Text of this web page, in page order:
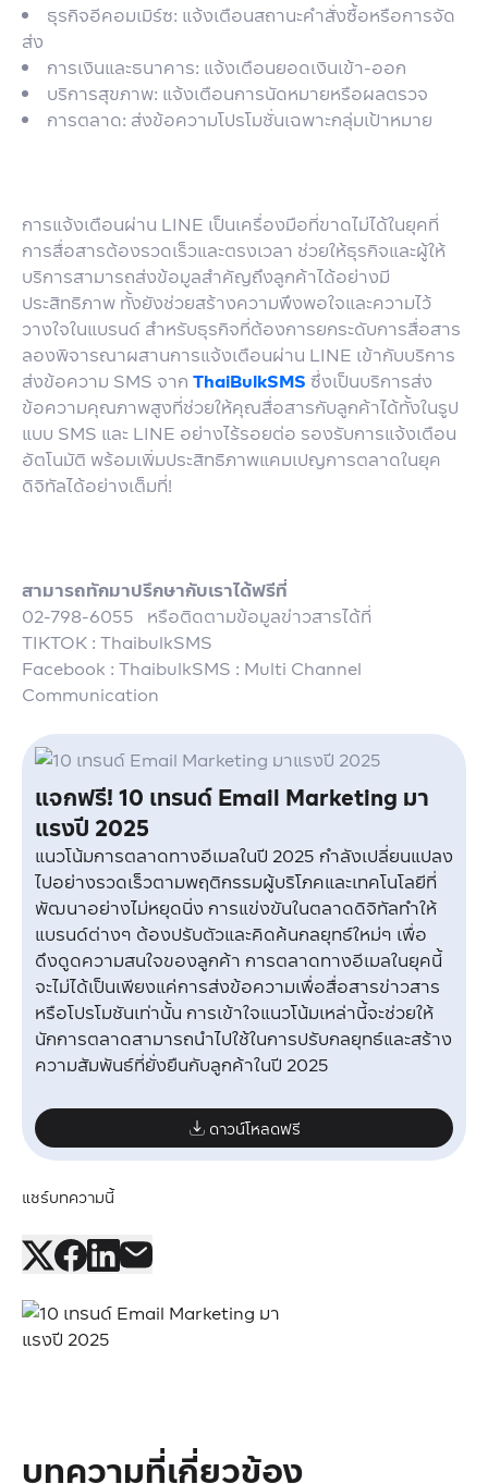
แชร์บทความนี้
ธุรกิจอีคอมเมิร์ซ: แจ้งเตือนสถานะคำสั่งซื้อหรือการจัด
ส่ง
การเงินและธนาคาร: แจ้งเตือนยอดเงินเข้า-ออก
บริการสุขภาพ: แจ้งเตือนการนัดหมายหรือผลตรวจ
การตลาด: ส่งข้อความโปรโมชั่นเฉพาะกลุ่มเป้าหมาย
การแจ้งเตือนผ่าน LINE เป็นเครื่องมือที่ขาดไม่ได้ในยุคที่
การสื่อสารต้องรวดเร็วและตรงเวลา ช่วยให้ธุรกิจและผู้ให้
บริการสามารถส่งข้อมูลสำคัญถึงลูกค้าได้อย่างมี
ประสิทธิภาพ ทั้งยังช่วยสร้างความพึงพอใจและความไว้
วางใจในแบรนด์ สำหรับธุรกิจที่ต้องการยกระดับการสื่อสาร
ลองพิจารณาผสานการแจ้งเตือนผ่าน LINE เข้ากับบริการ
ส่งข้อความ SMS จาก ThaiBulkSMS ซึ่งเป็นบริการส่ง
ข้อความคุณภาพสูงที่ช่วยให้คุณสื่อสารกับลูกค้าได้ทั้งในรูป
แบบ SMS และ LINE อย่างไร้รอยต่อ รองรับการแจ้งเตือน
อัตโนมัติ พร้อมเพิ่มประสิทธิภาพแคมเปญการตลาดในยุค
ดิจิทัลได้อย่างเต็มที่!
สามารถทักมาปรึกษากับเราได้ฟรีที่
02-798-6055 หรือติดตามข้อมูลข่าวสารได้ที่
TIKTOK : ThaibulkSMS
Facebook : ThaibulkSMS : Multi Channel
Communication
แจกฟรี! 10 เทรนด์ Email Marketing มา
แรงปี 2025
แนวโน้มการตลาดทางอีเมลในปี 2025 กำลังเปลี่ยนแปลง
ไปอย่างรวดเร็วตามพฤติกรรมผู้บริโภคและเทคโนโลยีที่
พัฒนาอย่างไม่หยุดนิ่ง การแข่งขันในตลาดดิจิทัลทำให้
แบรนด์ต่างๆ ต้องปรับตัวและคิดค้นกลยุทธ์ใหม่ๆ เพื่อ
ดึงดูดความสนใจของลูกค้า การตลาดทางอีเมลในยุคนี้
จะไม่ได้เป็นเพียงแค่การส่งข้อความเพื่อสื่อสารข่าวสาร
หรือโปรโมชันเท่านั้น การเข้าใจแนวโน้มเหล่านี้จะช่วยให้
นักการตลาดสามารถนำไปใช้ในการปรับกลยุทธ์และสร้าง
ความสัมพันธ์ที่ยั่งยืนกับลูกค้าในปี 2025
ดาวน์โหลดฟรี
บทความที่เกี่ยวข้อง